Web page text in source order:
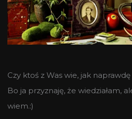
Czy ktoś z Was wie, jak
Bo ja przyznaję, że wiedziałam,
wiem.:)